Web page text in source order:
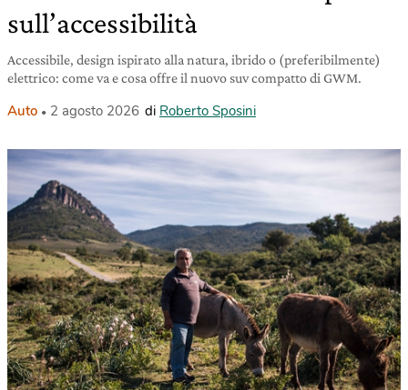
sull’accessibilità
Accessibile, design ispirato alla natura, ibrido o (preferibilmente)
elettrico: come va e cosa offre il nuovo suv compatto di GWM.
Auto 2 agosto 2026 di Roberto Sposini